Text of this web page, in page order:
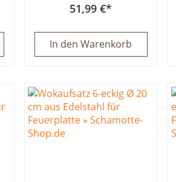
51,99 €
In den Warenkorb